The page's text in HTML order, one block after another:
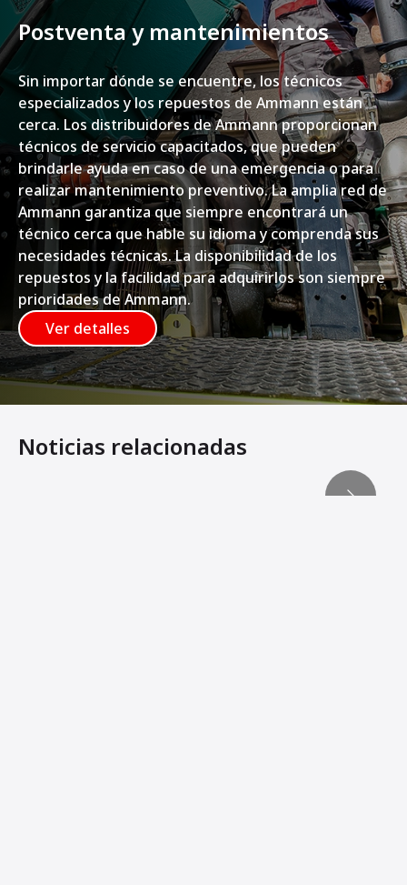
Postventa y mantenimientos
Sin importar dónde se encuentre, los técnicos
especializados y los repuestos de Ammann están
cerca. Los distribuidores de Ammann proporcionan
técnicos de servicio capacitados, que pueden
brindarle ayuda en caso de una emergencia o para
realizar mantenimiento preventivo. La amplia red de
Ammann garantiza que siempre encontrará un
técnico cerca que hable su idioma y comprenda sus
necesidades técnicas. La disponibilidad de los
repuestos y la facilidad para adquirirlos son siempre
prioridades de Ammann.
Ver detalles
Noticias relacionadas